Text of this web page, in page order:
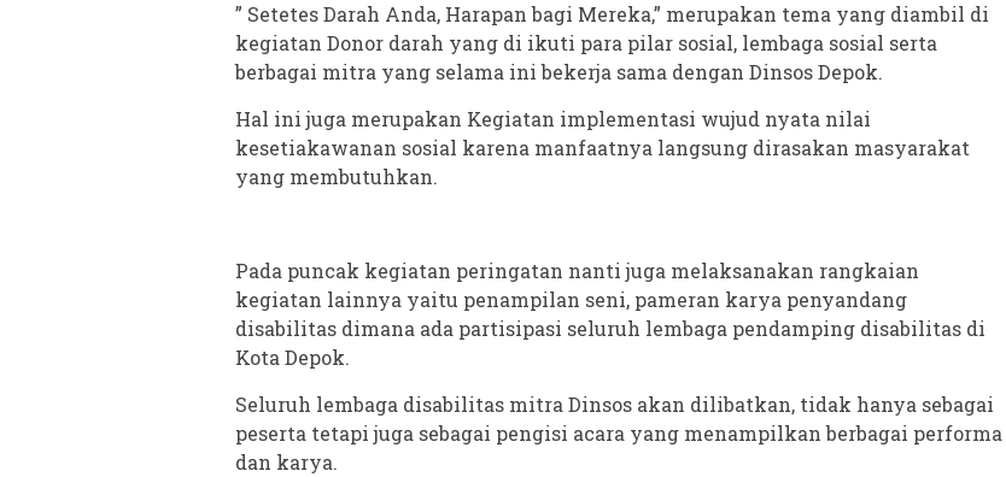
” Setetes Darah Anda, Harapan bagi Mereka,” merupakan tema yang diambil di
kegiatan Donor darah yang di ikuti para pilar sosial, lembaga sosial serta
berbagai mitra yang selama ini bekerja sama dengan Dinsos Depok.
Hal ini juga merupakan Kegiatan implementasi wujud nyata nilai
kesetiakawanan sosial karena manfaatnya langsung dirasakan masyarakat
yang membutuhkan.
Pada puncak kegiatan peringatan nanti juga melaksanakan rangkaian
kegiatan lainnya yaitu penampilan seni, pameran karya penyandang
disabilitas dimana ada partisipasi seluruh lembaga pendamping disabilitas di
Kota Depok.
Seluruh lembaga disabilitas mitra Dinsos akan dilibatkan, tidak hanya sebagai
peserta tetapi juga sebagai pengisi acara yang menampilkan berbagai performa
dan karya.